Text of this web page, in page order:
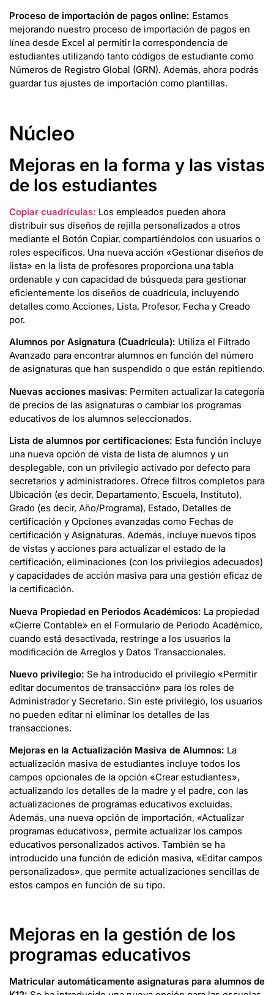
Proceso de importación de pagos online: Estamos
mejorando nuestro proceso de importación de pagos en
línea desde Excel al permitir la correspondencia de
estudiantes utilizando tanto códigos de estudiante como
Números de Registro Global (GRN). Además, ahora podrás
guardar tus ajustes de importación como plantillas.
Núcleo
Mejoras en la forma y las vistas
de los estudiantes
Copiar cuadrículas: Los empleados pueden ahora
distribuir sus diseños de rejilla personalizados a otros
mediante el Botón Copiar, compartiéndolos con usuarios o
roles específicos. Una nueva acción «Gestionar diseños de
lista» en la lista de profesores proporciona una tabla
ordenable y con capacidad de búsqueda para gestionar
eficientemente los diseños de cuadrícula, incluyendo
detalles como Acciones, Lista, Profesor, Fecha y Creado
por.
Alumnos por Asignatura (Cuadrícula): Utiliza el Filtrado
Avanzado para encontrar alumnos en función del número
de asignaturas que han suspendido o que están repitiendo.
Nuevas acciones masivas: Permiten actualizar la categoría
de precios de las asignaturas o cambiar los programas
educativos de los alumnos seleccionados.
Lista de alumnos por certificaciones: Esta función incluye
una nueva opción de vista de lista de alumnos y un
desplegable, con un privilegio activado por defecto para
secretarios y administradores. Ofrece filtros completos para
Ubicación (es decir, Departamento, Escuela, Instituto),
Grado (es decir, Año/Programa), Estado, Detalles de
certificación y Opciones avanzadas como Fechas de
certificación y Asignaturas. Además, incluye nuevos tipos
de vistas y acciones para actualizar el estado de la
certificación, eliminaciones (con los privilegios adecuados)
y capacidades de acción masiva para una gestión eficaz de
la certificación.
Nueva Propiedad en Periodos Académicos: La propiedad
«Cierre Contable» en el Formulario de Periodo Académico,
cuando está desactivada, restringe a los usuarios la
modificación de Arreglos y Datos Transaccionales.
Nuevo privilegio: Se ha introducido el privilegio «Permitir
editar documentos de transacción» para los roles de
Administrador y Secretario. Sin este privilegio, los usuarios
no pueden editar ni eliminar los detalles de las
transacciones.
Mejoras en la Actualización Masiva de Alumnos: La
actualización masiva de estudiantes incluye todos los
campos opcionales de la opción «Crear estudiantes»,
actualizando los detalles de la madre y el padre, con las
actualizaciones de programas educativos excluidas.
Además, una nueva opción de importación, «Actualizar
programas educativos», permite actualizar los campos
educativos personalizados activos. También se ha
introducido una función de edición masiva, «Editar campos
personalizados», que permite actualizaciones sencillas de
estos campos en función de su tipo.
Mejoras en la gestión de los
programas educativos
Matricular automáticamente asignaturas para alumnos de